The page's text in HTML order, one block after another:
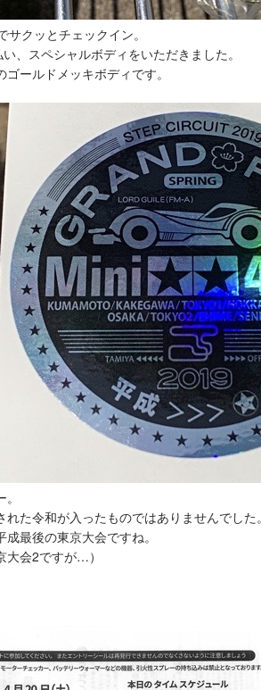
サクッとチェックイン。
、スペシャルボディをいただきました。
ールドメッキボディです。
た令和が入ったものではありませんでした。
最後の東京大会ですね。
大会2ですが…）